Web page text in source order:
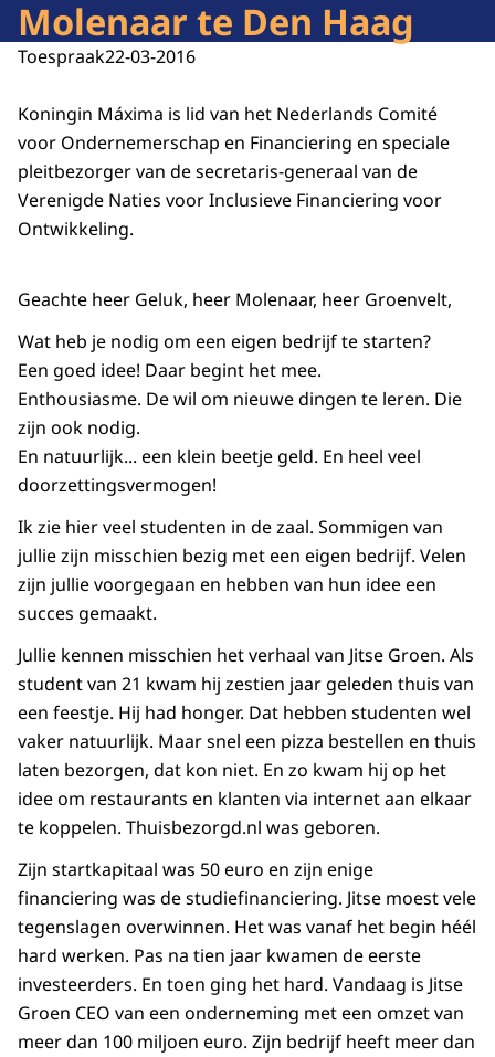
Molenaar te Den Haag
Toespraak22-03-2016
Koningin Máxima is lid van het Nederlands Comité
voor Ondernemerschap en Financiering en speciale
pleitbezorger van de secretaris-generaal van de
Verenigde Naties voor Inclusieve Financiering voor
Ontwikkeling.
Geachte heer Geluk, heer Molenaar, heer Groenvelt,
Wat heb je nodig om een eigen bedrijf te starten?
Een goed idee! Daar begint het mee.
Enthousiasme. De wil om nieuwe dingen te leren. Die
zijn ook nodig.
En natuurlijk... een klein beetje geld. En heel veel
doorzettingsvermogen!
Ik zie hier veel studenten in de zaal. Sommigen van
jullie zijn misschien bezig met een eigen bedrijf. Velen
zijn jullie voorgegaan en hebben van hun idee een
succes gemaakt.
Jullie kennen misschien het verhaal van Jitse Groen. Als
student van 21 kwam hij zestien jaar geleden thuis van
een feestje. Hij had honger. Dat hebben studenten wel
vaker natuurlijk. Maar snel een pizza bestellen en thuis
laten bezorgen, dat kon niet. En zo kwam hij op het
idee om restaurants en klanten via internet aan elkaar
te koppelen. Thuisbezorgd.nl was geboren.
Zijn startkapitaal was 50 euro en zijn enige
financiering was de studiefinanciering. Jitse moest vele
tegenslagen overwinnen. Het was vanaf het begin héél
hard werken. Pas na tien jaar kwamen de eerste
investeerders. En toen ging het hard. Vandaag is Jitse
Groen CEO van een onderneming met een omzet van
meer dan 100 miljoen euro. Zijn bedrijf heeft meer dan